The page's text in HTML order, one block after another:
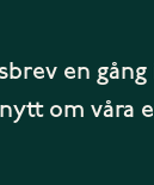
en
om våra